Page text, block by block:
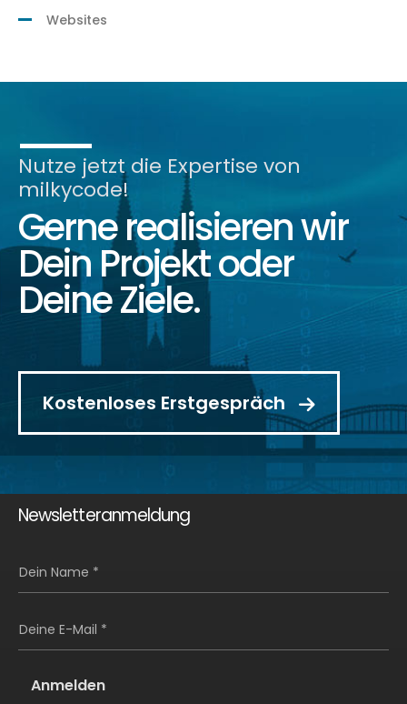
Websites
Nutze jetzt die Expertise von
milkycode!
Gerne realisieren wir
Dein Projekt oder
Deine Ziele.
Kostenloses Erstgespräch
Newsletteranmeldung
Dein Name *
Deine E-Mail *